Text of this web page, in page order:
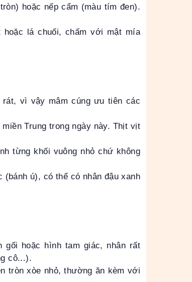
hoặc nếp cẩm (màu tím đen).
hoặc lá chuối, chấm với mật mía
rát, vì vậy mâm cúng ưu tiên các
Trung trong ngày này. Thịt vịt
từng khối vuông nhỏ chứ không
ú), có thể có nhân đậu xanh
gối hoặc hình tam giác, nhân rất
cô...).
tròn xòe nhỏ, thường ăn kèm với